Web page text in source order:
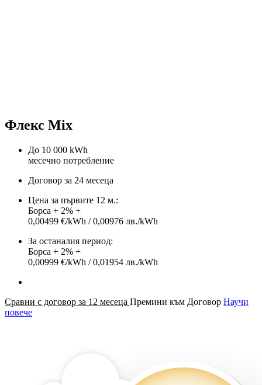
Флекс Mix
До 10 000 kWh
месечно потребление
Договор за 24 месеца
Цена за първите 12 м.:
Борса + 2% +
0,00499 €/kWh / 0,00976 лв./kWh
За останалия период:
Борса + 2% +
0,00999 €/kWh / 0,01954 лв./kWh
Сравни с договор за 12 месеца Премини към Договор Научи
повече